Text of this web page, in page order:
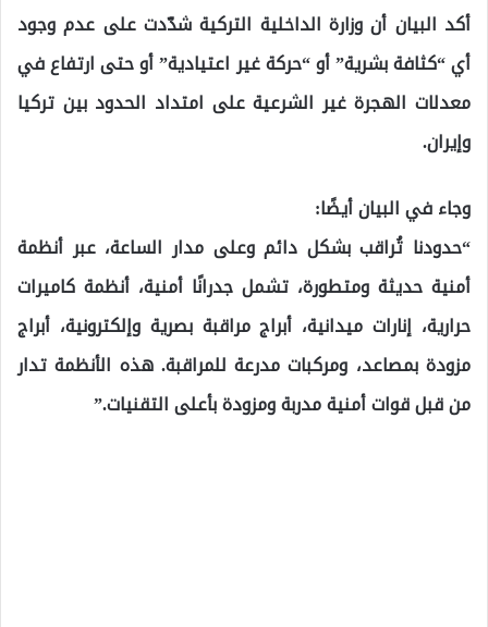
أكد البيان أن وزارة الداخلية التركية شدّدت على عدم وجود
أي “كثافة بشرية” أو “حركة غير اعتيادية” أو حتى ارتفاع في
معدلات الهجرة غير الشرعية على امتداد الحدود بين تركيا
وإيران.
وجاء في البيان أيضًا:
“حدودنا تُراقب بشكل دائم وعلى مدار الساعة، عبر أنظمة
أمنية حديثة ومتطورة، تشمل جدرانًا أمنية، أنظمة كاميرات
حرارية، إنارات ميدانية، أبراج مراقبة بصرية وإلكترونية، أبراج
مزودة بمصاعد، ومركبات مدرعة للمراقبة. هذه الأنظمة تدار
من قبل قوات أمنية مدربة ومزودة بأعلى التقنيات.”